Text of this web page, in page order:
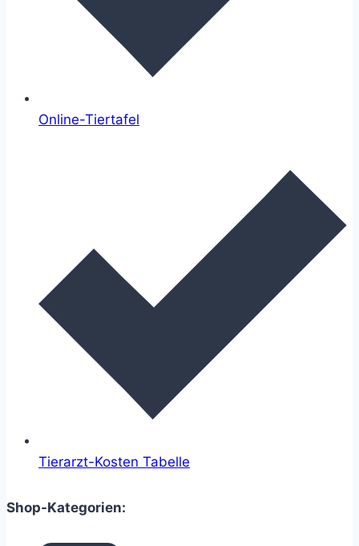
Online-Tiertafel
Tierarzt-Kosten Tabelle
Shop-Kategorien: